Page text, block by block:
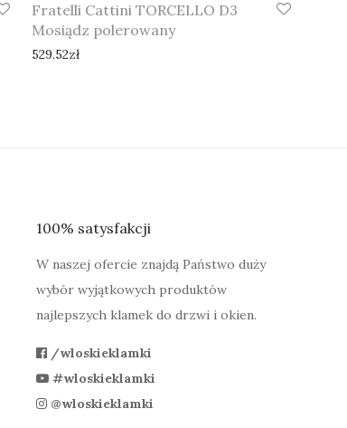
Fratelli Cattini TORCELLO D3
Mosiądz polerowany
529.52zł
100% satysfakcji
W naszej ofercie znajdą Państwo duży
wybór wyjątkowych produktów
najlepszych klamek do drzwi i okien.
/wloskieklamki
#wloskieklamki
@wloskieklamki